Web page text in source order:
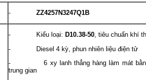
- ZZ4257N3247Q1B
- Kiểu loại: D10.38-50, tiêu chuẩn khí
- Diesel 4 kỳ, phun nhiên liệu điện tử
- 6 xy lanh thẳng hàng làm mát bằng
trung gian